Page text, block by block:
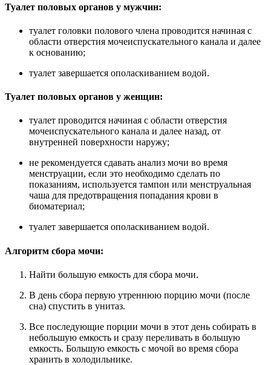
Туалет половых органов у мужчин:
туалет головки полового члена проводится начиная с
области отверстия мочеиспускательного канала и далее
к основанию;
туалет завершается ополаскиванием водой.
Туалет половых органов у женщин:
туалет проводится начиная с области отверстия
мочеиспускательного канала и далее назад, от
внутренней поверхности наружу;
не рекомендуется сдавать анализ мочи во время
менструации, если это необходимо сделать по
показаниям, используется тампон или менструальная
чаша для предотвращения попадания крови в
биоматериал;
туалет завершается ополаскиванием водой.
Алгоритм сбора мочи:
Найти большую емкость для сбора мочи.
В день сбора первую утреннюю порцию мочи (после
сна) спустить в унитаз.
Все последующие порции мочи в этот день собирать в
небольшую емкость и сразу переливать в большую
емкость. Большую емкость с мочой во время сбора
хранить в холодильнике.